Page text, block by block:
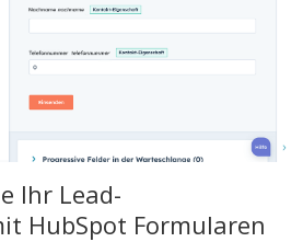
Ihr Lead-
HubSpot Formularen